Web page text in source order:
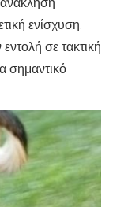
ενίσχυση.
σε τακτική
σημαντικό